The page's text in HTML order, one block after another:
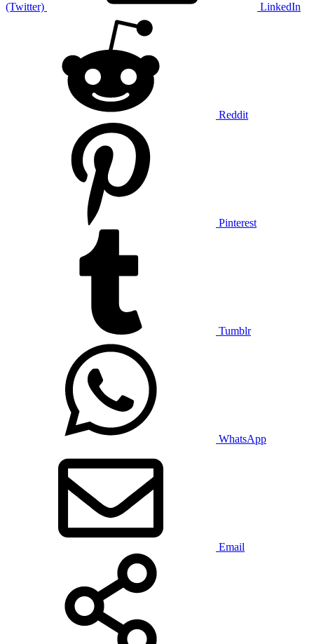
(Twitter) LinkedIn
Reddit
Pinterest
Tumblr
WhatsApp
Email